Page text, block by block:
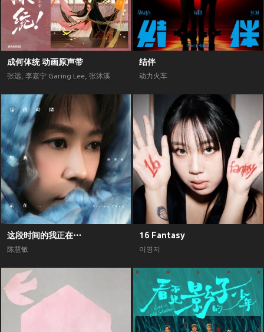
成何体统 动画原声带
张远, 李嘉宁 Garing Lee, 张沐溪
结伴
动力火车
这段时间的我正在⋯
陈慧敏
16 Fantasy
이영지